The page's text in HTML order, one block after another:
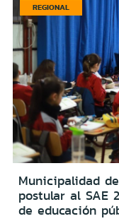
REGIONAL
Municipalidad
postular al SAE
de educación